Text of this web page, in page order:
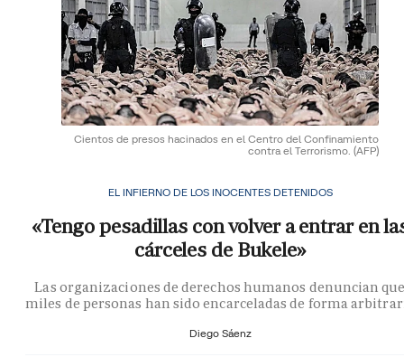
Cientos de presos hacinados en el Centro del Confinamiento
contra el Terrorismo. (AFP)
EL INFIERNO DE LOS INOCENTES DETENIDOS
«Tengo pesadillas con volver a entrar en
cárceles de Bukele»
Las organizaciones de derechos humanos denuncian
miles de personas han sido encarceladas de forma
Diego Sáenz